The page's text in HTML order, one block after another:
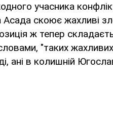
учасника
скоює жахливі
ж тепер
"таких
ані в колишній